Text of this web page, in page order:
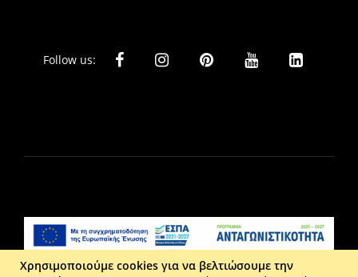
Follow us:
Χρησιμοποιούμε cookies για να βελτιώσουμε την